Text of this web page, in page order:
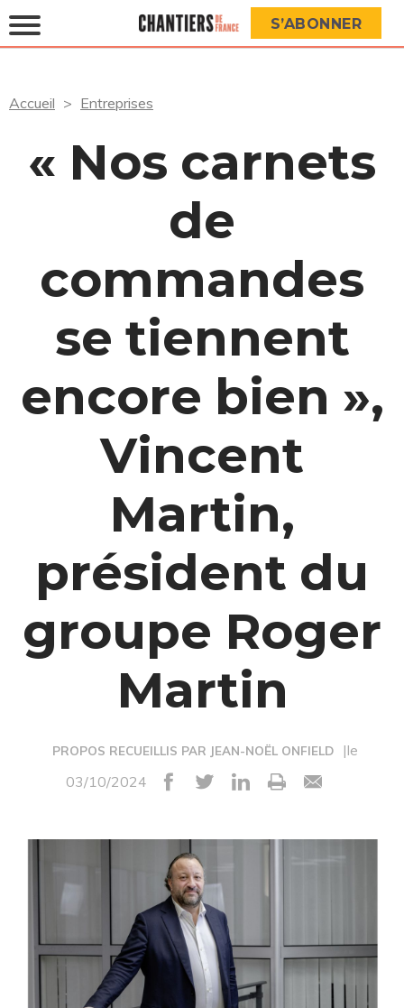
S’ABONNER
Accueil Entreprises
« Nos carnets
de
commandes
se tiennent
encore bien »,
Vincent
Martin,
président du
groupe Roger
Martin
PROPOS RECUEILLIS PAR JEAN-NOËL ONFIELD
|le
03/10/2024